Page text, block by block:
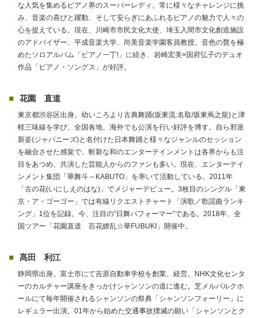
な人気を集めるピアノ界のスーパーレディ。常に様々なチャレンジに挑
み、音楽の喜びと躍動、そして安らぎにあふれるピアノの魅力で人々の
心を捉えている。現在、川崎市市民文化大使、埼玉入間市文化創造施設
のアドバイザー、平成音楽大学、尚美音楽学園客員教授。音色の贅を極
めたソロアルバム「ピアノ一丁!」に続き、岩崎宏美×国府弘子のデュオ
作品「ピアノ・ソングス」が好評。
花園 直道
東京都渋谷区出身。幼いころより古典舞踊(坂東流:名取/坂東蔦之龍)と津
軽三味線を学び、全国各地、海外でも公演を行い好評を博す。自ら邪派
新姿(ジャパニーズ)と名付けた日本舞踊と様々なジャンルのセッション
を融合させた感覚で、斬新な和のエンターテインメントは各界からも注
目をあつめ、共演した芸能人からのファンも多い。現在、エンターテイ
ンメント集団「華舞斗～KABUTO」を率いて活動している。2011年
「古の花(いにしえのはな)」でメジャーデビュー。3枚目のシングル「東
京・ア・ゴーゴー」では有線リクエストチャート「演歌／歌謡曲ランキ
ング」1位を記録。今、注目の”日舞パフォーマー”である。2018年、全
国ツアー「花園直道 百花繚乱☆華FUBUKI」開催中。
髙田 利江
静岡県出身。富士市にて吉原自動車学校を創業、経営。NHK文化センタ
ーのカルチャー講座をきっかけシャンソンの道に進む。芝メルパルクホ
ールにて毎年開催されるシャンソンの祭典「シャンソンフォーリー」に
レギュラー出演。01年から始めた交通事故撲滅の願い「シャンソンとク